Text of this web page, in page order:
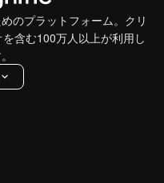
のプラットフォーム。クリ
含む100万人以上が利用し